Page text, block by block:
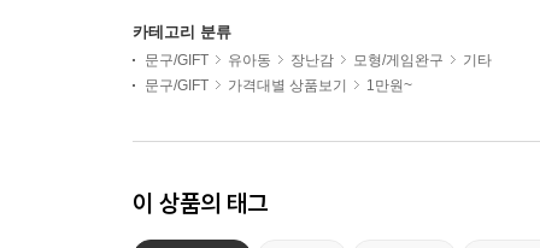
카테고리 분류
문구/GIFT 유아동 장난감 모형/게임완구
기타
문구/GIFT
가격대별 상품보기 1만원~
이 상품의 태그